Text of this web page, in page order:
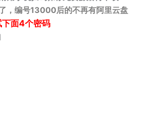
，编号13000后的不再有阿里云盘
下面4个密码